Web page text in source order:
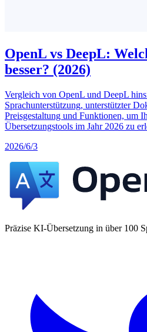
OpenL vs DeepL:
besser? (2026)
Vergleich von OpenL und DeepL
Sprachunterstützung, unterstützter
Preisgestaltung und Funktionen, um
Übersetzungstools im Jahr 2026 zu
2026/6/3
Präzise KI-Übersetzung in über 100